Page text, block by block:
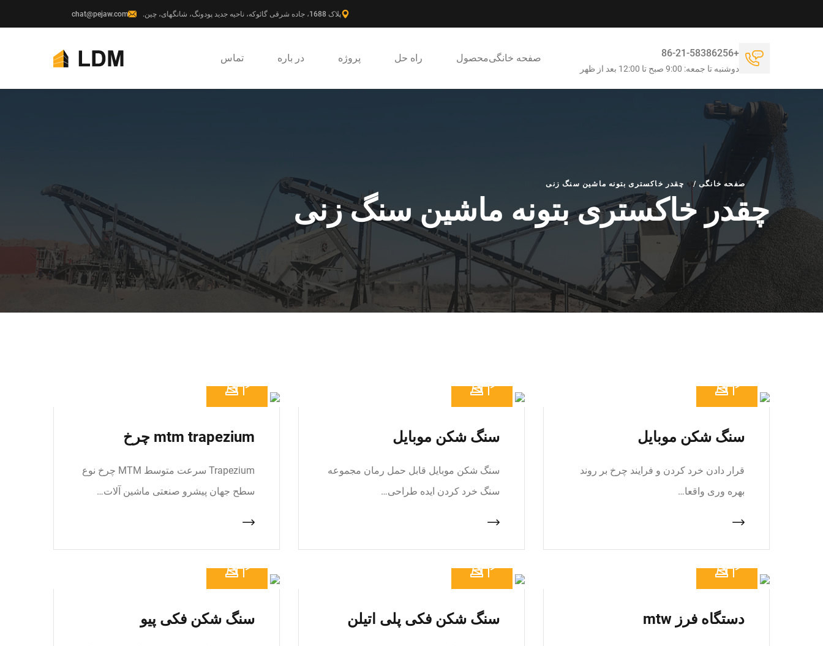
پلاک 1688، جاده شرقی گائوکه، ناحیه جدید پودونگ، شانگهای، چین. chat@pejaw.com
صفحه خانگیمحصول راه حل پروژه در باره تماس +86-21-58386256
دوشنبه تا جمعه: 9:00 صبح تا 12:00 بعد از ظهر
صفحه خانگی / چقدر خاکستری بتونه ماشین سنگ زنی
چقدر خاکستری بتونه ماشین سنگ زنی
سنگ شکن موبایل
قرار دادن خرد کردن و فرایند چرخ بر روند
بهره وری واقعا…
سنگ شکن موبایل
سنگ شکن موبایل قابل حمل رمان مجموعه
سنگ خرد کردن ایده طراحی…
mtm trapezium چرخ
Trapezium سرعت متوسط MTM چرخ نوع
سطح جهان پیشرو صنعتی ماشین آلات…
دستگاه فرز mtw سنگ شکن فکی پلی اتیلن سنگ شکن فکی پیو